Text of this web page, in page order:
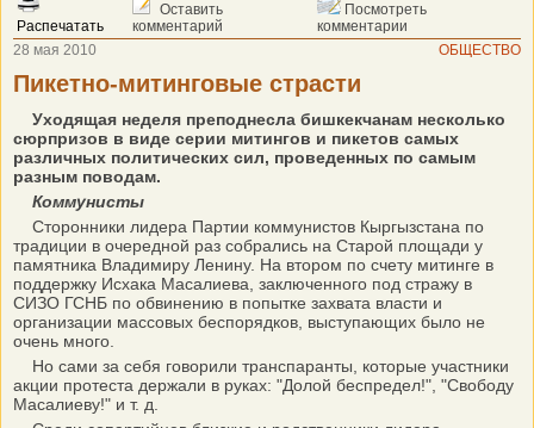
Распечатать
Оставить
комментарий
Посмотреть
комментарии
28 мая 2010
ОБЩЕСТВО
Пикетно-митинговые страсти
Уходящая неделя преподнесла бишкекчанам несколько
сюрпризов в виде серии митингов и пикетов самых
различных политических сил, проведенных по самым
разным поводам.
Коммунисты
Сторонники лидера Партии коммунистов Кыргызстана по
традиции в очередной раз собрались на Старой площади у
памятника Владимиру Ленину. На втором по счету митинге в
поддержку Исхака Масалиева, заключенного под стражу в
СИЗО ГСНБ по обвинению в попытке захвата власти и
организации массовых беспорядков, выступающих было не
очень много.
Но сами за себя говорили транспаранты, которые участники
акции протеста держали в руках: "Долой беспредел!", "Свободу
Масалиеву!" и т. д.